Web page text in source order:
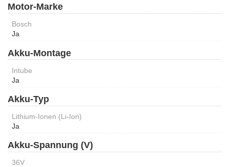
Motor-Marke
Bosch
Ja
Akku-Montage
Intube
Ja
Akku-Typ
Lithium-Ionen (Li-Ion)
Ja
Akku-Spannung (V)
36V